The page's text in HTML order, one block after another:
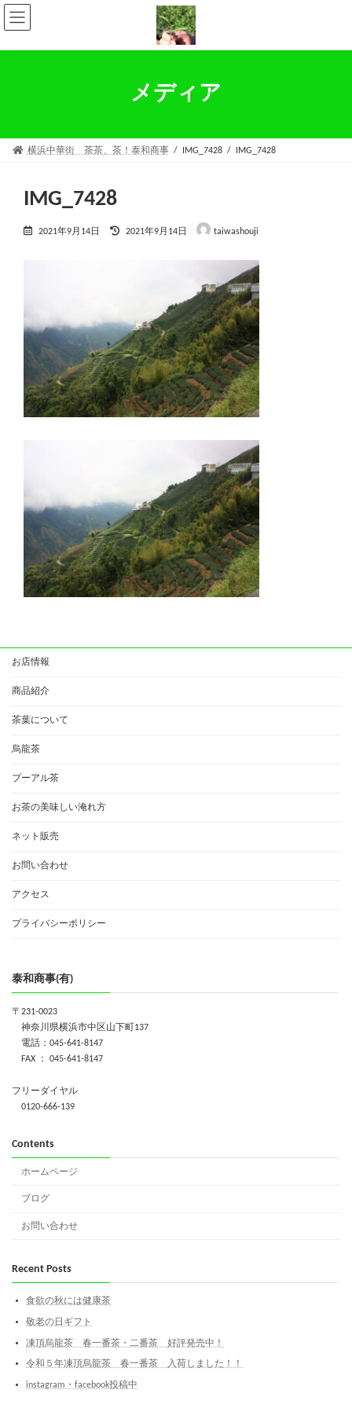
コ
ン
ン
プ
ナ
ビ
ー
動
メディア
横浜中華街 茶茶、茶！泰和商事 IMG_7428 IMG_7428
IMG_7428
2021年9月14日
最
2021年9月14日 taiwashouji
お店情報
商品紹介
茶葉について
烏龍茶
プーアル茶
お茶の美味しい淹れ方
ネット販売
お問い合わせ
アクセス
プライバシーポリシー
泰和商事(有)
〒231-0023
神奈川県横浜市中区山下町137
電話：045-641-8147
FAX ： 045-641-8147
フリーダイヤル
0120-666-139
Contents
ホームページ
ブログ
お問い合わせ
Recent Posts
食欲の秋には健康茶
敬老の日ギフト
凍頂烏龍茶 春一番茶・二番茶 好評発売中！
令和５年凍頂烏龍茶 春一番茶 入荷しました！！
instagram・facebook投稿中